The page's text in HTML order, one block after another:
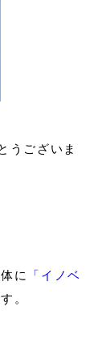
うございま
に
「イノベ
。